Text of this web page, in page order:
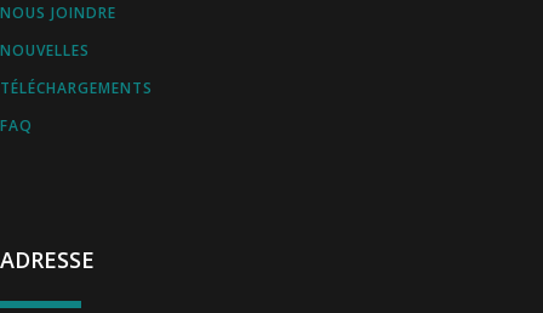
ADRESSE
NOUS JOINDRE
NOUVELLES
TÉLÉCHARGEMENTS
FAQ